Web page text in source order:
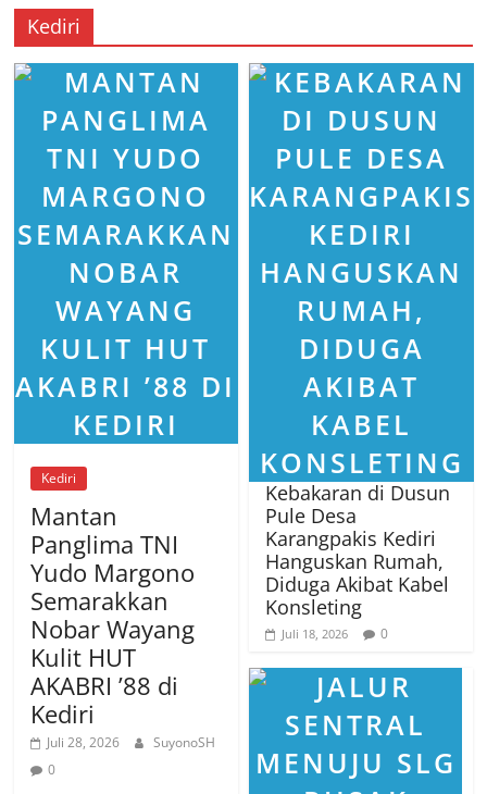
Kediri
Kediri
Mantan
Panglima TNI
Yudo Margono
Semarakkan
Nobar Wayang
Kulit HUT
AKABRI ’88 di
Kediri
Juli 28, 2026
SuyonoSH
0
Kebakaran di Dusun
Pule Desa
Karangpakis Kediri
Hanguskan Rumah,
Diduga Akibat Kabel
Konsleting
Juli 18, 2026 0